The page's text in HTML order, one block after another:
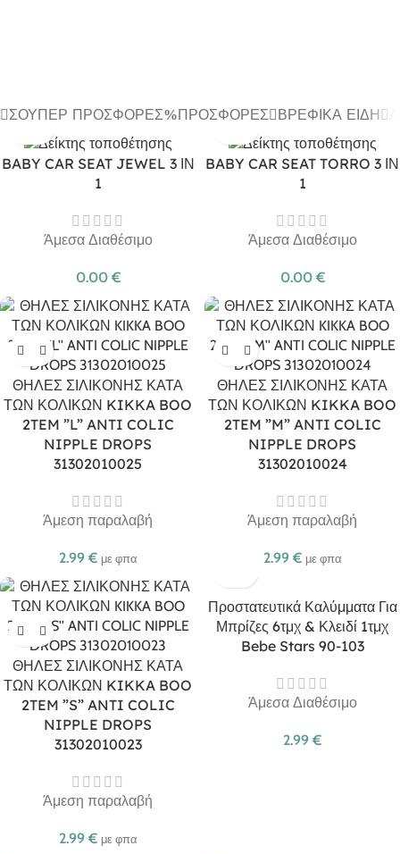
ΣΟΎΠΕΡ ΠΡΟΣΦΟΡΈΣ ΠΡΟΣΦΟΡΈΣ ΒΡΕΦΙΚΆ ΕΊΔΗ
BABY CAR SEAT JEWEL 3 ΙΝ
1
Άμεσα Διαθέσιμο
0.00 €
BABY CAR SEAT TORRO 3 ΙΝ
1
Άμεσα Διαθέσιμο
0.00 €
ΘΗΛΕΣ ΣΙΛΙΚΟΝΗΣ ΚΑΤΑ
ΤΩΝ ΚΟΛΙΚΩΝ KIKKA BOO
2TEM ”L” ANTI COLIC
NIPPLE DROPS
31302010025
Άμεση παραλαβή
2.99 € με φπα
ΘΗΛΕΣ ΣΙΛΙΚΟΝΗΣ ΚΑΤΑ
ΤΩΝ ΚΟΛΙΚΩΝ KIKKA BOO
2TEM ”M” ANTI COLIC
NIPPLE DROPS
31302010024
Άμεση παραλαβή
2.99 € με φπα
ΘΗΛΕΣ ΣΙΛΙΚΟΝΗΣ ΚΑΤΑ
ΤΩΝ ΚΟΛΙΚΩΝ KIKKA BOO
2TEM ”S” ANTI COLIC
NIPPLE DROPS
31302010023
Άμεση παραλαβή
2.99 € με φπα
Προστατευτικά Καλύμματα Για
Μπρίζες 6τμχ & Κλειδί 1τμχ
Bebe Stars 90-103
Άμεσα Διαθέσιμο
2.99 €